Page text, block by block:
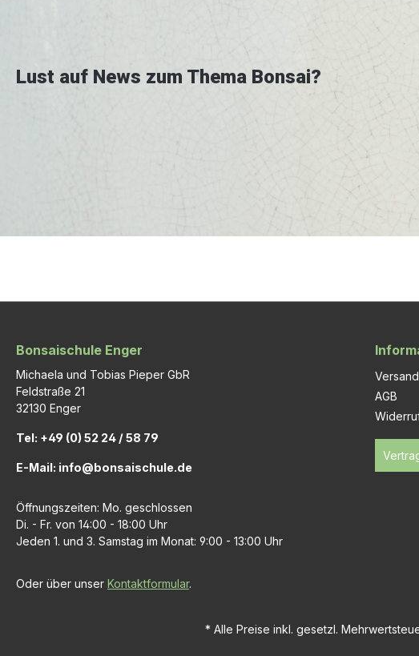
Lust auf News zum Thema Bonsai?
Bonsaischule Enger
Michaela und Tobias Pieper GbR
Feldstraße 21
32130 Enger
Tel: +49 (0) 52 24 / 58 79
E-Mail: info@bonsaischule.de
Öffnungszeiten: Mo. geschlossen
Di. - Fr. von 14:00 - 18:00 Uhr
Jeden 1. und 3. Samstag im Monat: 9:00 - 13:00 Uhr
Oder über unser Kontaktformular.
AGB
* Alle Preise inkl. gesetzl.